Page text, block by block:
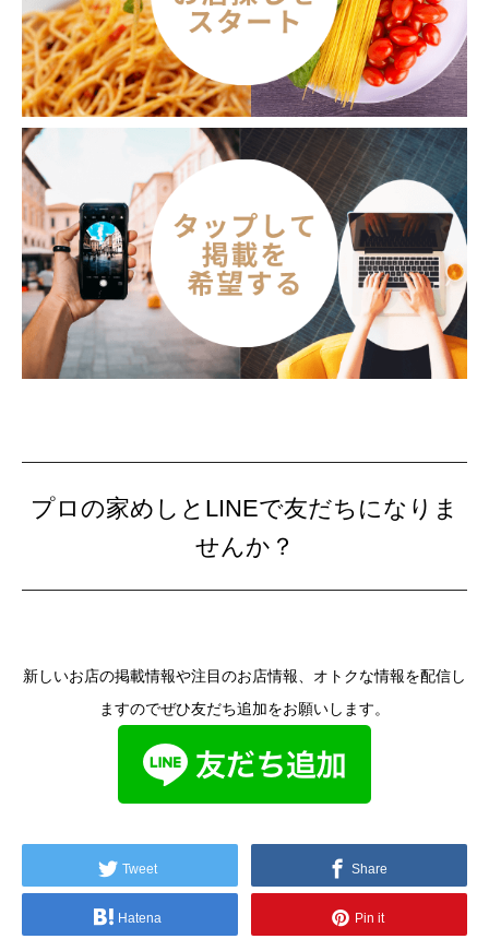
プロの家めしとLINEで友だちになりま
せんか？
新しいお店の掲載情報や注目のお店情報、オトクな情報を配信し
ますのでぜひ友だち追加をお願いします。
Tweet Share
Hatena Pin it